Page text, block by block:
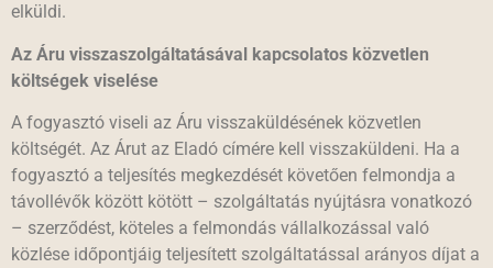
elküldi.
Az Áru visszaszolgáltatásával kapcsolatos közvetlen
költségek viselése
A fogyasztó viseli az Áru visszaküldésének közvetlen
költségét. Az Árut az Eladó címére kell visszaküldeni. Ha a
fogyasztó a teljesítés megkezdését követően felmondja a
távollévők között kötött – szolgáltatás nyújtásra vonatkozó
– szerződést, köteles a felmondás vállalkozással való
közlése időpontjáig teljesített szolgáltatással arányos díjat a